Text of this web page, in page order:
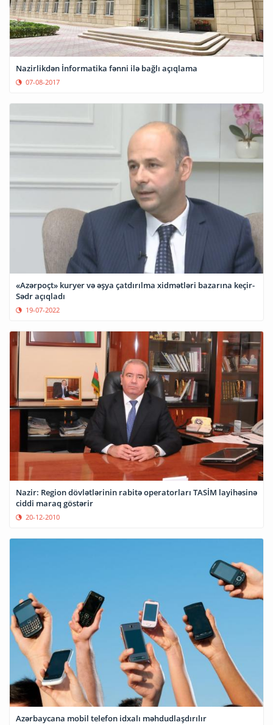
Nazirlikdən İnformatika fənni ilə bağlı açıqlama
07-08-2017
«Azərpoçt» kuryer və əşya çatdırılma xidmətləri bazarına keçir-
Sədr açıqladı
19-07-2022
Nazir: Region dövlətlərinin rabitə operatorları TASİM layihəsinə
ciddi maraq göstərir
20-12-2010
Azərbaycana mobil telefon idxalı məhdudlaşdırılır